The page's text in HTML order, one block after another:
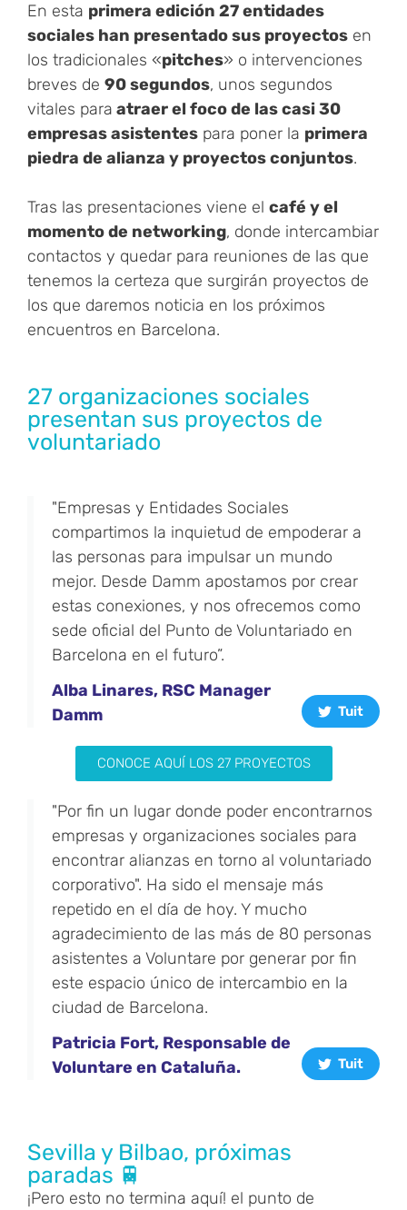
En esta primera edición 27 entidades
sociales han presentado sus proyectos en
los tradicionales «pitches» o intervenciones
breves de 90 segundos, unos segundos
vitales para atraer el foco de las casi 30
empresas asistentes para poner la primera
piedra de alianza y proyectos conjuntos.
Tras las presentaciones viene el café y el
momento de networking, donde intercambiar
contactos y quedar para reuniones de las que
tenemos la certeza que surgirán proyectos de
los que daremos noticia en los próximos
encuentros en Barcelona.
27 organizaciones sociales
presentan sus proyectos de
voluntariado
"Empresas y Entidades Sociales
compartimos la inquietud de empoderar a
las personas para impulsar un mundo
mejor. Desde Damm apostamos por crear
estas conexiones, y nos ofrecemos como
sede oficial del Punto de Voluntariado en
Barcelona en el futuro”.
Alba Linares, RSC Manager
Damm
Tuit
CONOCE AQUÍ LOS 27 PROYECTOS
"Por fin un lugar donde poder encontrarnos
empresas y organizaciones sociales para
encontrar alianzas en torno al voluntariado
corporativo". Ha sido el mensaje más
repetido en el día de hoy. Y mucho
agradecimiento de las más de 80 personas
asistentes a Voluntare por generar por fin
este espacio único de intercambio en la
ciudad de Barcelona.
Patricia Fort, Responsable de
Voluntare en Cataluña.
Tuit
Sevilla y Bilbao, próximas
paradas 🚆
¡Pero esto no termina aquí! el punto de